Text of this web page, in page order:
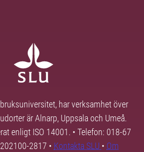
har verksamhet över
är Alnarp, Uppsala och Umeå.
enligt ISO 14001. • Telefon: 018-67
2817 • Kontakta SLU • Om